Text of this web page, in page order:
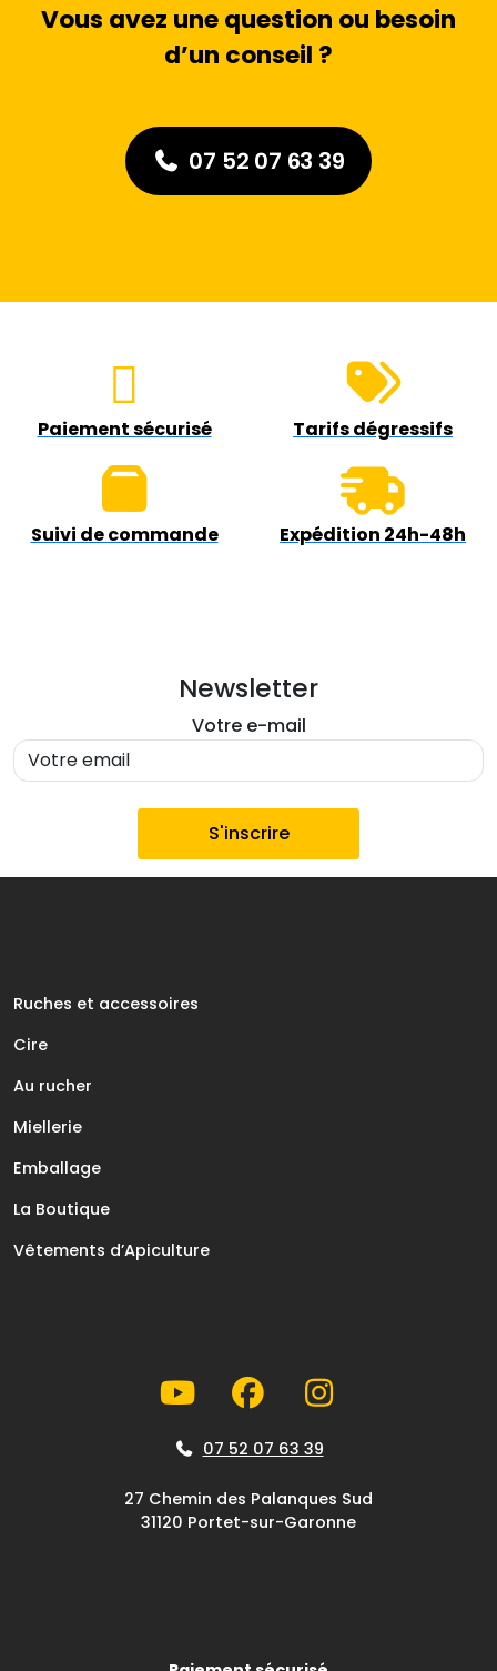
Vous avez une question ou besoin
d’un conseil ?
07 52 07 63 39
Paiement sécurisé Tarifs dégressifs
Suivi de commande Expédition 24h-48h
Newsletter
Votre e-mail
Ruches et accessoires
Cire
Au rucher
Miellerie
Emballage
La Boutique
Vêtements d’Apiculture
07 52 07 63 39
27 Chemin des Palanques Sud
31120 Portet-sur-Garonne